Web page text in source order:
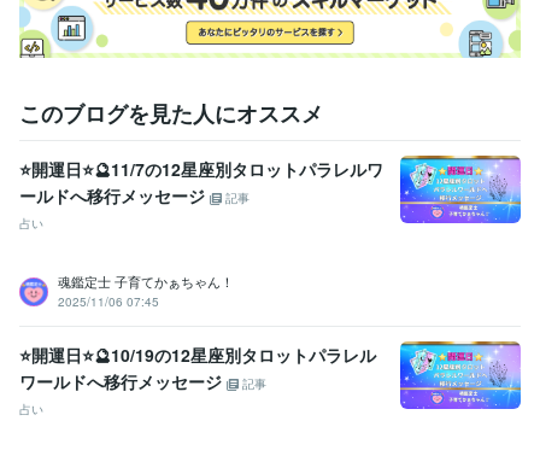
ご納得いただけましたら
サービスのご購入のお手続きを
お願いいたします(*^^*)
ご相談や鑑定を
お受けいただいた後に
感じていただけますよう
鑑定書を作成しております。
福祉住環境コーディネーター2級
福祉用具専門相談員
得意分野
悩み相談・カウンセリング 【複数占術による解決策】 【親子鑑定】
【魂の気質から読み解く不登校の悩み相談】
【ママへの♡パラレル
シフトメッセージ】
このブログを見た人にオススメ
⭐開運日⭐🔮11/7の12星座別タロットパラレルワ
ールドへ移行メッセージ
記事
占い
魂鑑定士 子育てかぁちゃん！
2025/11/06 07:45
⭐開運日⭐🔮10/19の12星座別タロットパラレル
ワールドへ移行メッセージ
記事
占い